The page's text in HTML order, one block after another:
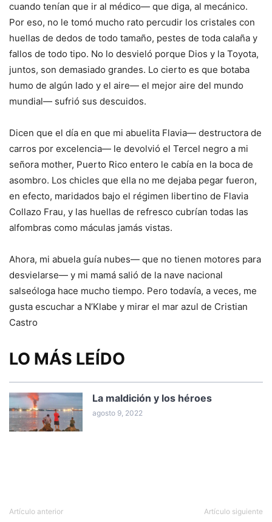
cuando tenían que ir al médico— que diga, al mecánico.
Por eso, no le tomó mucho rato percudir los cristales con
huellas de dedos de todo tamaño, pestes de toda calaña y
fallos de todo tipo. No lo desvieló porque Dios y la Toyota,
juntos, son demasiado grandes. Lo cierto es que botaba
humo de algún lado y el aire— el mejor aire del mundo
mundial— sufrió sus descuidos.
Dicen que el día en que mi abuelita Flavia— destructora de
carros por excelencia— le devolvió el Tercel negro a mi
señora mother, Puerto Rico entero le cabía en la boca de
asombro. Los chicles que ella no me dejaba pegar fueron,
en efecto, maridados bajo el régimen libertino de Flavia
Collazo Frau, y las huellas de refresco cubrían todas las
alfombras como máculas jamás vistas.
Ahora, mi abuela guía nubes— que no tienen motores para
desvielarse— y mi mamá salió de la nave nacional
salseóloga hace mucho tiempo. Pero todavía, a veces, me
gusta escuchar a N’Klabe y mirar el mar azul de Cristian
Castro
LO MÁS LEÍDO
La maldición y los héroes
agosto 9, 2022
Artículo anterior Artículo siguiente